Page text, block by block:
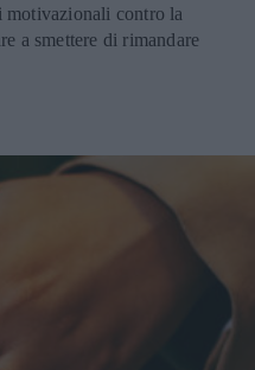
contro la
a smettere di rimandare